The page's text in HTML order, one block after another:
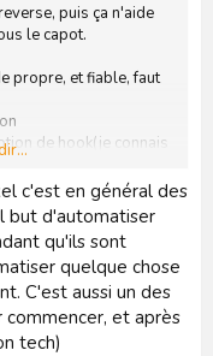
puis ça n'aide
le capot.
propre, et fiable, faut
de hook(je connais
meilleure piste, mais
c'est en général des
but d'automatiser
qu'ils sont
quelque chose
C'est aussi un des
et après
tech)